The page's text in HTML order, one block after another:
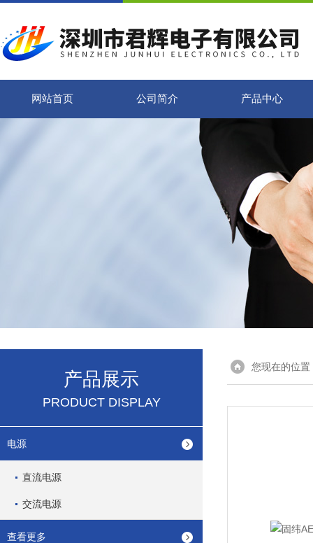
网站首页 公司简介 产品中心
产品展示
PRODUCT DISPLAY
电源
直流电源
交流电源
查看更多
您现在的位置